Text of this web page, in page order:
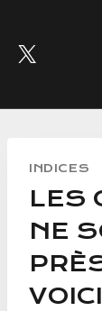
content
INDICES
LES
NE